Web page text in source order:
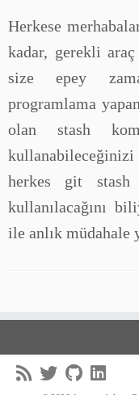
Herkese
kadar, gerekli
size epey
programlama
olan stash
herkes git stash
kullanılacağını
ile anlık